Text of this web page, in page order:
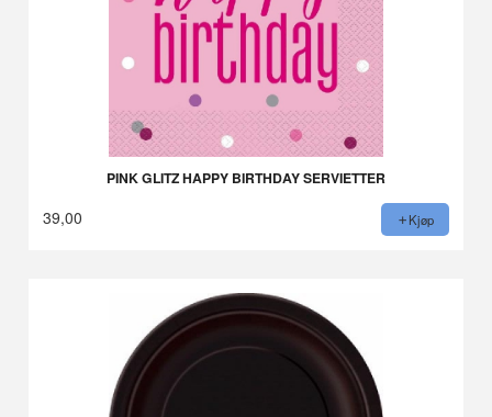
PINK GLITZ HAPPY BIRTHDAY SERVIETTER
39,00 Kjøp